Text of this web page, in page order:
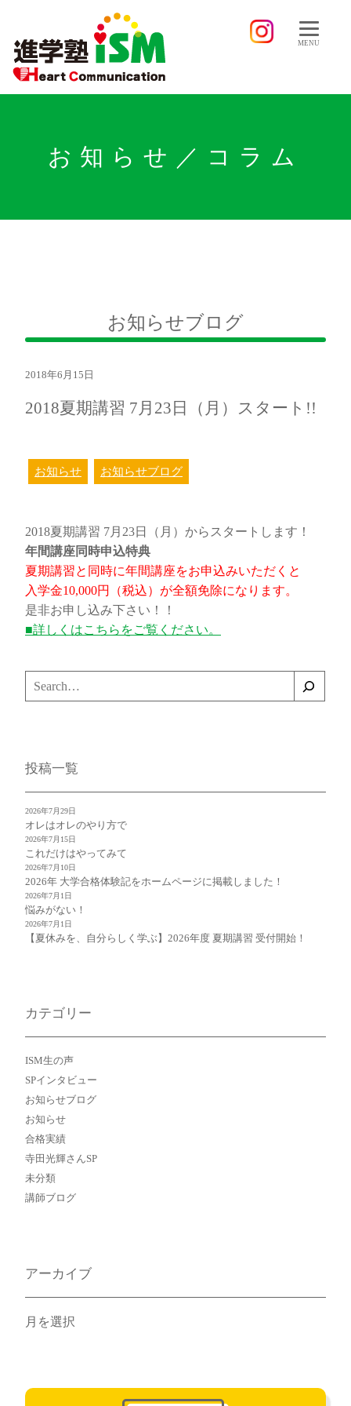
MENU
お知らせ／コラム
お知らせブログ
2018年6月15日
2018夏期講習 7月23日（月）スタート!!
お知らせ お知らせブログ
2018夏期講習 7月23日（月）からスタートします！
年間講座同時申込特典
夏期講習と同時に年間講座をお申込みいただくと
入学金10,000円（税込）が全額免除になります。
是非お申し込み下さい！！
■詳しくはこちらをご覧ください。
検
索
投稿一覧
オレはオレのやり方で
2026年7月29日
これだけはやってみて
2026年7月15日
2026年 大学合格体験記をホームページに掲載しました！
2026年7月10日
悩みがない！
2026年7月1日
【夏休みを、自分らしく学ぶ】2026年度 夏期講習 受付開始！
2026年7月1日
カテゴリー
ISM生の声
SPインタビュー
お知らせブログ
お知らせ
合格実績
寺田光輝さんSP
未分類
講師ブログ
アーカイブ
ア
ブ